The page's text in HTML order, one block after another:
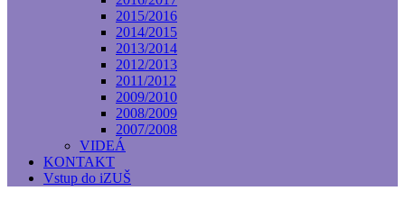
2015/2016
2014/2015
2013/2014
2012/2013
2011/2012
2009/2010
2008/2009
2007/2008
VIDEÁ
KONTAKT
Vstup do iZUŠ